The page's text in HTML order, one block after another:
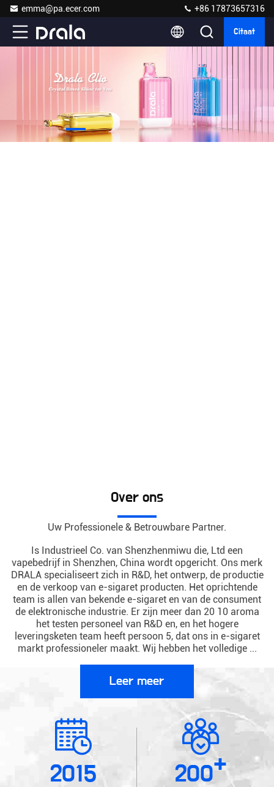
emma@pa.ecer.com +86 17873657316
Citaat
Over ons
Uw Professionele & Betrouwbare Partner.
Is Industrieel Co. van Shenzhenmiwu die, Ltd een
vapebedrijf in Shenzhen, China wordt opgericht. Ons merk
DRALA specialiseert zich in R&D, het ontwerp, de productie
en de verkoop van e-sigaret producten. Het oprichtende
team is allen van bekende e-sigaret en van de consument
de elektronische industrie. Er zijn meer dan 20 10 aroma
het testen personeel van R&D en, en het hogere
leveringsketen team heeft persoon 5, dat ons in e-sigaret
markt professioneler maakt. Wij hebben het volledige ...
Leer meer
2015 200+